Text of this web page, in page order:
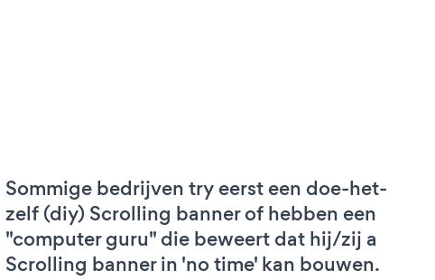
Sommige bedrijven try eerst een doe-het-
zelf (diy) Scrolling banner of hebben een
"computer guru" die beweert dat hij/zij a
Scrolling banner in 'no time' kan bouwen.